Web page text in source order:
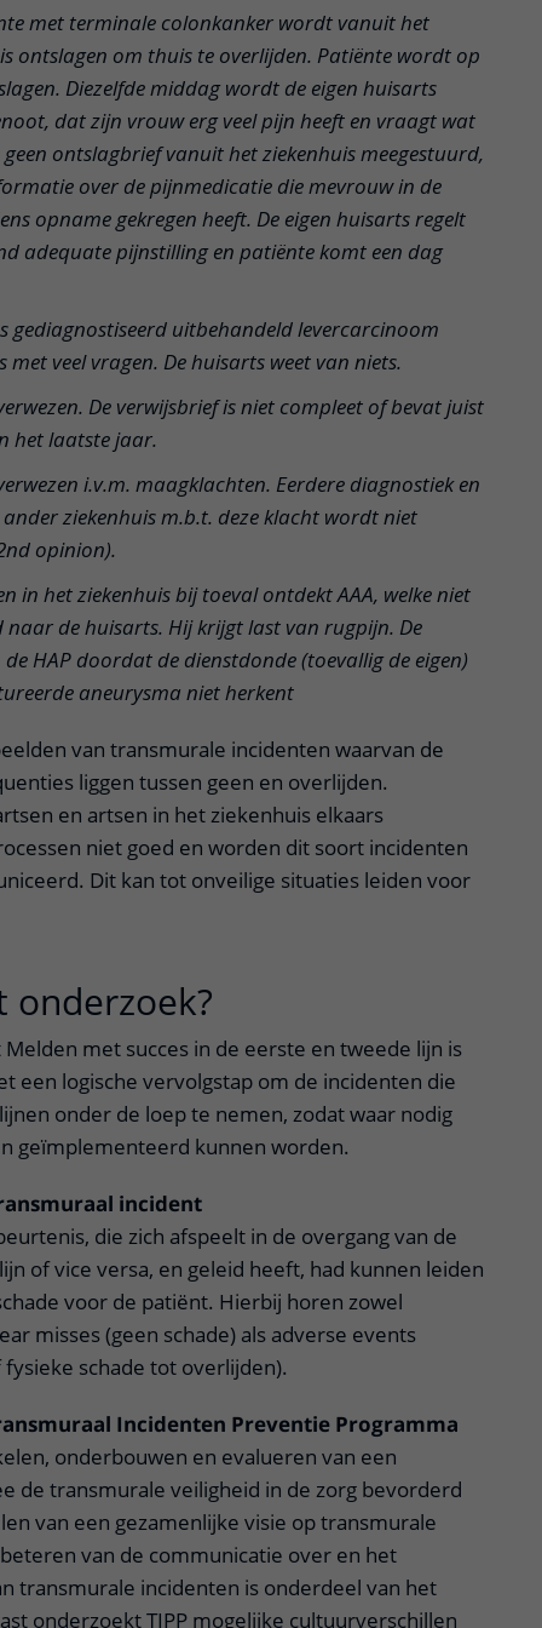
met terminale colonkanker wordt vanuit het
ontslagen om thuis te overlijden. Patiënte wordt op
Diezelfde middag wordt de eigen huisarts
dat zijn vrouw erg veel pijn heeft en vraagt wat
ontslagbrief vanuit het ziekenhuis meegestuurd,
over de pijnmedicatie die mevrouw in de
opname gekregen heeft. De eigen huisarts regelt
adequate pijnstilling en patiënte komt een dag
gediagnostiseerd uitbehandeld levercarcinoom
veel vragen. De huisarts weet van niets.
De verwijsbrief is niet compleet of bevat juist
het laatste jaar.
i.v.m. maagklachten. Eerdere diagnostiek en
ziekenhuis m.b.t. deze klacht wordt niet
opinion).
in het ziekenhuis bij toeval ontdekt AAA, welke niet
naar de huisarts. Hij krijgt last van rugpijn. De
HAP doordat de dienstdonde (toevallig de eigen)
aneurysma niet herkent
van transmurale incidenten waarvan de
liggen tussen geen en overlijden.
en artsen in het ziekenhuis elkaars
niet goed en worden dit soort incidenten
Dit kan tot onveilige situaties leiden voor
met succes in de eerste en tweede lijn is
een logische vervolgstap om de incidenten die
onder de loep te nemen, zodat waar nodig
geïmplementeerd kunnen worden.
incident
die zich afspeelt in de overgang van de
of vice versa, en geleid heeft, had kunnen leiden
voor de patiënt. Hierbij horen zowel
misses (geen schade) als adverse events
schade tot overlijden).
Incidenten Preventie Programma
onderbouwen en evalueren van een
de transmurale veiligheid in de zorg bevorderd
van een gezamenlijke visie op transmurale
van de communicatie over en het
transmurale incidenten is onderdeel van het
onderzoekt TIPP mogelijke cultuurverschillen